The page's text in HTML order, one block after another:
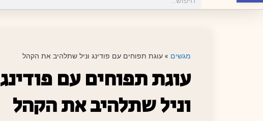
מגשים » עוגת תפוחים עם פודינג וניל שתלהיב את הקהל
עוגת תפוחים עם פודינג
וניל שתלהיב את הקהל